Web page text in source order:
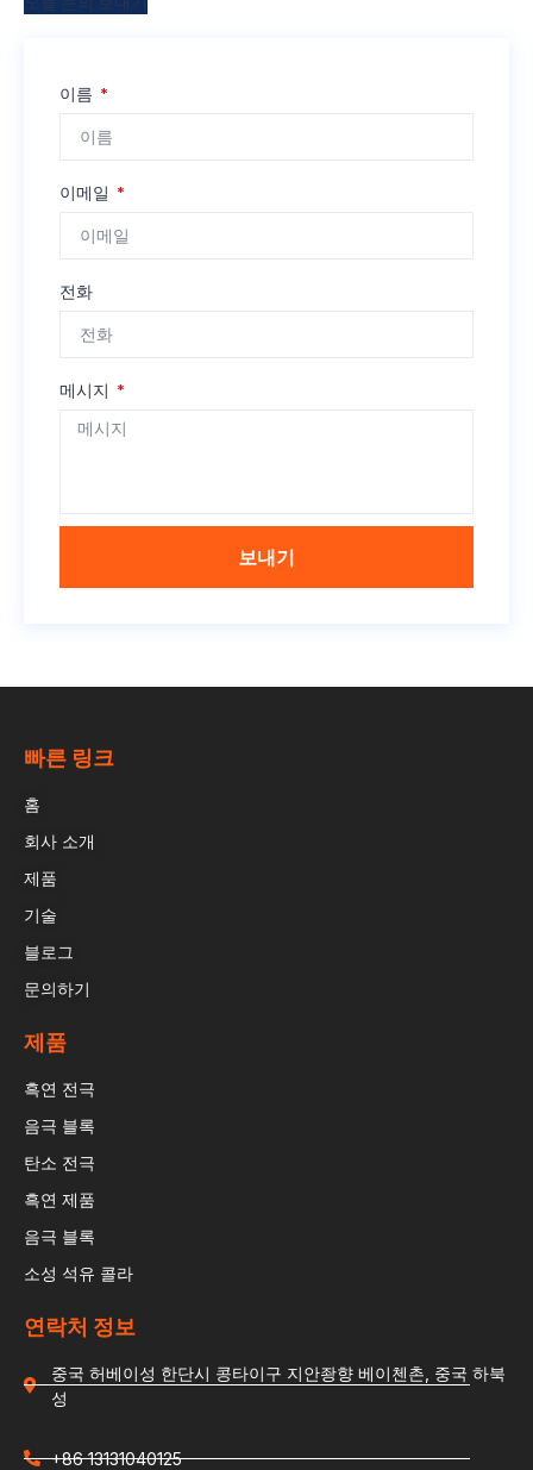
이름
이메일
전화
메시지
보내기
빠른 링크
홈
회사 소개
제품
기술
블로그
문의하기
제품
흑연 전극
음극 블록
탄소 전극
흑연 제품
음극 블록
소성 석유 콜라
연락처 정보
중국 허베이성 한단시 콩타이구 지안좡향 베이첸촌, 중국 하북
성
+86 13131040125